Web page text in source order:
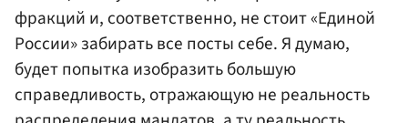
фракций и, соответственно, не стоит «Единой
России» забирать все посты себе. Я думаю,
будет попытка изобразить большую
справедливость, отражающую не реальность